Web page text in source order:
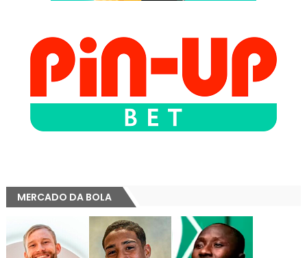
MERCADO DA BOLA